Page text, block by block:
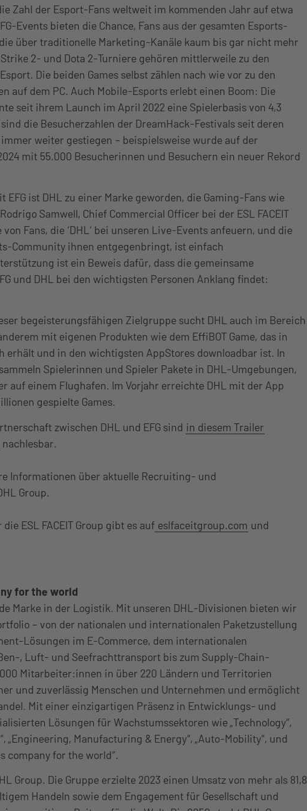
Zahl der Esport-Fans weltweit im kommenden Jahr auf etwa
Events bieten die Chance, Fans aus der gesamten Esports-
über traditionelle Marketing-Kanäle kaum bis gar nicht mehr
2- und Dota 2-Turniere gehören mittlerweile zu den
Die beiden Games selbst zählen nach wie vor zu den
auf dem PC. Auch Mobile-Esports erlebt einen Boom: Die
seit ihrem Launch im April 2022 eine Spielerbasis von 4,3
die Besucherzahlen der DreamHack-Festivals seit deren
weiter gestiegen – beispielsweise wurde auf der
mit 55.000 Besucherinnen und Besuchern ein neuer Rekord
ist DHL zu einer Marke geworden, die Gaming-Fans wie
Samwell, Chief Commercial Officer bei der ESL FACEIT
von Fans, die ‘DHL‘ bei unseren Live-Events anfeuern, und die
Community ihnen entgegenbringt, ist einfach
ist ein Beweis dafür, dass die gemeinsame
und DHL bei den wichtigsten Personen Anklang findet:
begeisterungsfähigen Zielgruppe sucht DHL auch im Bereich
mit eigenen Produkten wie dem EffiBOT Game, das in
erhält und in den wichtigsten AppStores downloadbar ist. In
Spielerinnen und Spieler Pakete in DHL-Umgebungen,
auf einem Flughafen. Im Vorjahr erreichte DHL mit der App
gespielte Games.
zwischen DHL und EFG sind in diesem Trailer
nachlesbar.
Informationen über aktuelle Recruiting- und
Group.
ESL FACEIT Group gibt es auf eslfaceitgroup.com und
for the world​
Marke in der Logistik. Mit unseren DHL-Divisionen bieten wir
– von der nationalen und internationalen Paketzustellung
Lösungen im E-Commerce, dem internationalen
, Luft- und Seefrachttransport bis zum Supply-Chain-
Mitarbeiter:innen in über 220 Ländern und Territorien
und zuverlässig Menschen und Unternehmen und ermöglicht
Mit einer einzigartigen Präsenz in Entwicklungs- und
Lösungen für Wachstumssektoren wie „Technology“,
„Engineering, Manufacturing & Energy“, „Auto-Mobility“, und
company for the world“.​
Group. Die Gruppe erzielte 2023 einen Umsatz von mehr als 81,8
Handeln sowie dem Engagement für Gesellschaft und